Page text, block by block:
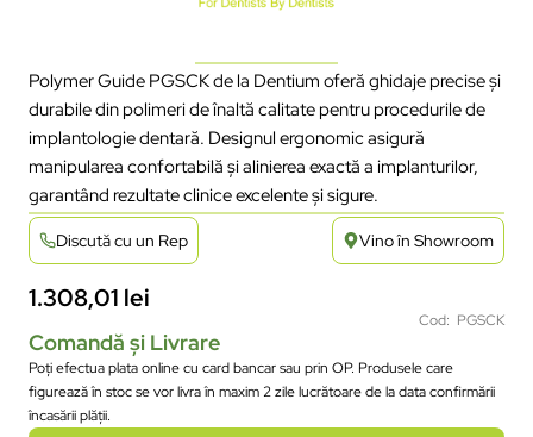
Polymer Guide PGSCK de la Dentium oferă ghidaje precise și
durabile din polimeri de înaltă calitate pentru procedurile de
implantologie dentară. Designul ergonomic asigură
manipularea confortabilă și alinierea exactă a implanturilor,
garantând rezultate clinice excelente și sigure.
Discută cu un Rep Vino în Showroom
1.308,01 lei
Cod: PGSCK
Comandă și Livrare
Poți efectua plata online cu card bancar sau prin OP. Produsele care
figurează în stoc se vor livra în maxim 2 zile lucrătoare de la data confirmării
încasării plății.